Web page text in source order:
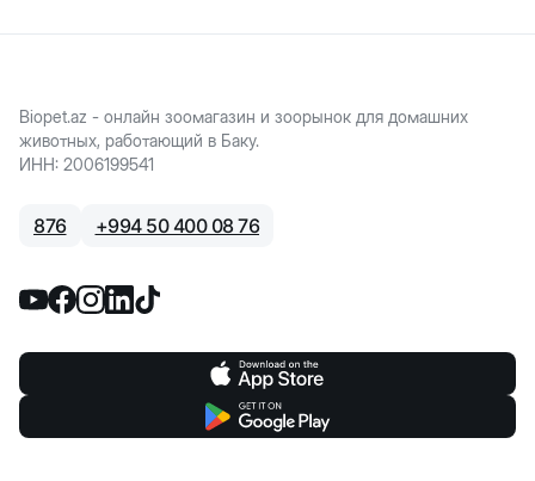
Biopet.az - онлайн зоомагазин и зоорынок для домашних
животных, работающий в Баку.
ИНН: 2006199541
876 +994 50 400 08 76